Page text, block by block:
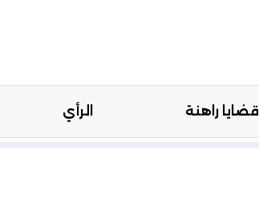
قضايا راهنة الرأي الرئيسية قضايا راهنة